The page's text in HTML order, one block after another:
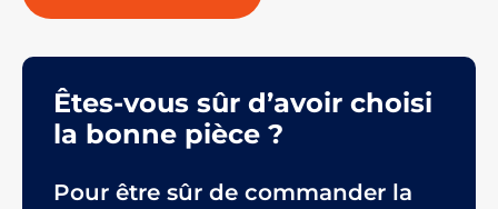
Êtes-vous sûr d’avoir choisi
la bonne pièce ?
Pour être sûr de commander la